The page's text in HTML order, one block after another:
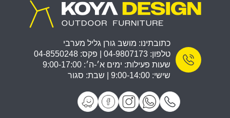
כתובתינו: מושב גורן גליל מערבי
טלפון: 04-9807173 | פקס: 04-8550248
שעות פעילות: ימים א׳-ה׳: 9:00-17:00
שישי: 9:00-14:00 | שבת: סגור